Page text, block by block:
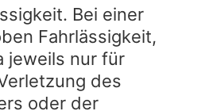
Bei einer
Fahrlässigkeit,
jeweils nur für
des
oder der